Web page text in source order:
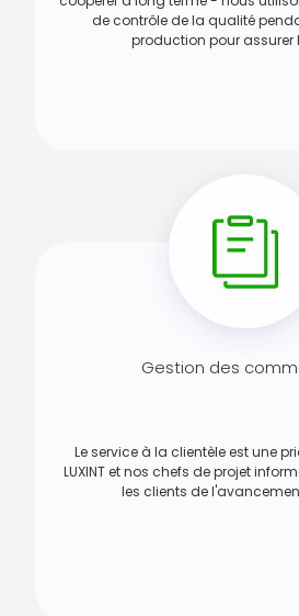
de contrôle de la qualité
production pour assurer
Gestion des
Le service à la clientèle est une
LUXINT et nos chefs de projet
les clients de